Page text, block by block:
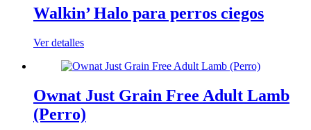
Walkin’ Halo para perros ciegos
Ver detalles
Ownat Just Grain Free Adult Lamb
(Perro)